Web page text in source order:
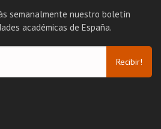
semanalmente nuestro boletín
académicas de España.
Recibir!